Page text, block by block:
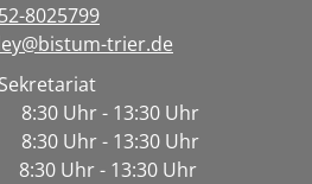
8025799
trier.de
Uhr - 13:30 Uhr
Uhr - 13:30 Uhr
Uhr - 13:30 Uhr